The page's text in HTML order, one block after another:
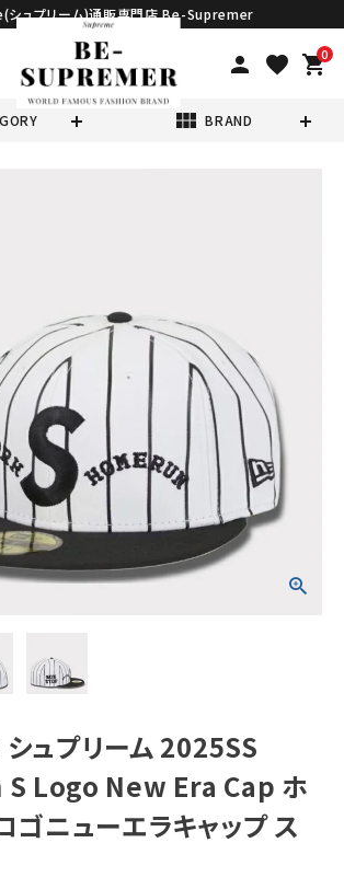
シュプリーム)通販専門店 Be-Supremer
person favorite 0
shopping_cart
view_module BRAND
リーブ
ナー
ー
ック
ュプリーム 2025SS
Logo New Era Cap ホ
ゴニューエラキャップ ス